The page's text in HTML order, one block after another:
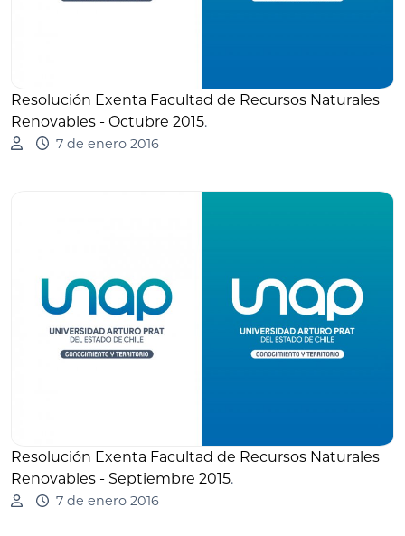
Resolución Exenta Facultad de Recursos Naturales
Renovables - Octubre 2015.
7 de enero 2016
Resolución Exenta Facultad de Recursos Naturales
Renovables - Septiembre 2015.
7 de enero 2016